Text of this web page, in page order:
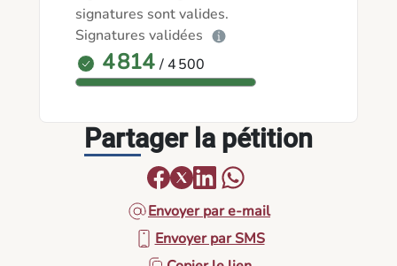
signatures sont valides.
Signatures validées
4 814 / 4 500
Partager la pétition
Envoyer par e-mail
Envoyer par SMS